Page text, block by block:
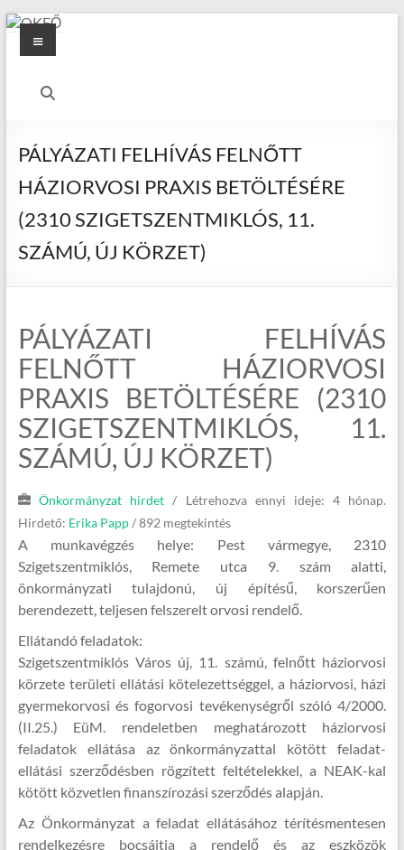
Skip
content
OKFŐ
Menu
PÁLYÁZATI FELHÍVÁS FELNŐTT
HÁZIORVOSI PRAXIS BETÖLTÉSÉRE
(2310 SZIGETSZENTMIKLÓS, 11.
SZÁMÚ, ÚJ KÖRZET)
PÁLYÁZATI FELHÍVÁS
FELNŐTT HÁZIORVOSI
PRAXIS BETÖLTÉSÉRE (2310
SZIGETSZENTMIKLÓS, 11.
SZÁMÚ, ÚJ KÖRZET)
Önkormányzat hirdet / Létrehozva ennyi ideje: 4 hónap.
Hirdető: Erika Papp/ 892 megtekintés
A munkavégzés helye: Pest vármegye, 2310
Szigetszentmiklós, Remete utca 9. szám alatti,
önkormányzati tulajdonú, új építésű, korszerűen
berendezett, teljesen felszerelt orvosi rendelő.
Ellátandó feladatok:
Szigetszentmiklós Város új, 11. számú, felnőtt háziorvosi
körzete területi ellátási kötelezettséggel, a háziorvosi, házi
gyermekorvosi és fogorvosi tevékenységről szóló 4/2000.
(II.25.) EüM. rendeletben meghatározott háziorvosi
feladatok ellátása az önkormányzattal kötött feladat-
ellátási szerződésben rögzített feltételekkel, a NEAK-kal
kötött közvetlen finanszírozási szerződés alapján.
Az Önkormányzat a feladat ellátásához térítésmentesen
rendelkezésre bocsájtja a rendelő és az eszközök